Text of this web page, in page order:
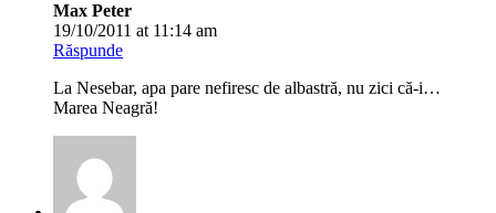
Max Peter
19/10/2011 at 11:14 am
Răspunde
La Nesebar, apa pare nefiresc de albastră, nu zici că-i…
Marea Neagră!